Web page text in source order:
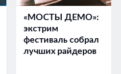
«МОСТЫ ДЕМО»:
экстрим
фестиваль собрал
лучших райдеров